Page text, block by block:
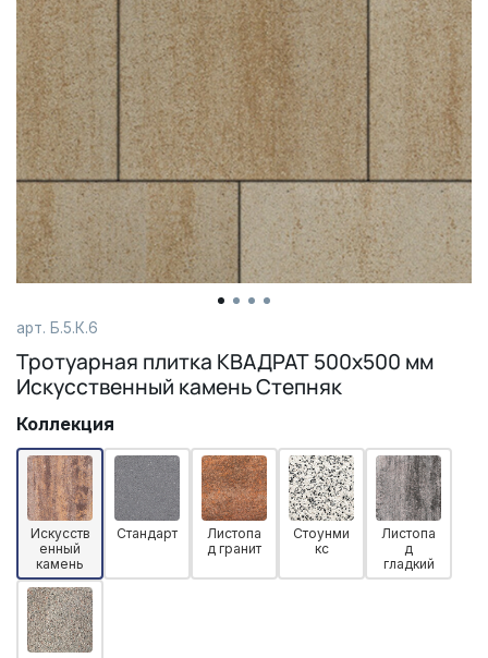
арт. Б.5.К.6
Тротуарная плитка КВАДРАТ 500х500 мм
Искусственный камень Степняк
Коллекция
Искусств
енный
камень
Стандарт
Листопа
д гранит
Стоунми
кс
Листопа
д
гладкий